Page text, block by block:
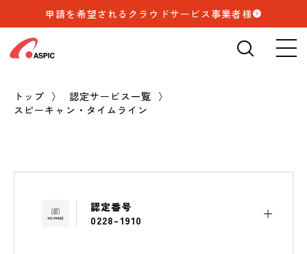
申請を希望されるクラウドサービス事業者様
🔍
検索
トップ
認定サービス一覧
スピーキャン・タイムライン
認定番号
0228-1910